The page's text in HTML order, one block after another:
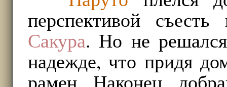
перспективой
Сакура. Но не
надежде, что придя
рамен. Наконец,